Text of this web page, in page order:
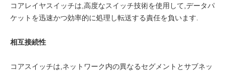
コアレイヤスイッチは,高度なスイッチ技術を使用して,データパ
ケットを迅速かつ効率的に処理し転送する責任を負います.
相互接続性
コアスイッチは,ネットワーク内の異なるセグメントとサブネッ